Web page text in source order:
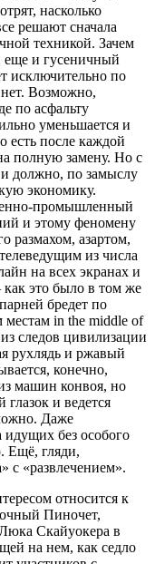
насколько
решают сначала
техникой. Зачем
еще и гусеничный
исключительно по
Возможно,
по асфальту
уменьшается и
есть после каждой
полную замену. Но с
должно, по замыслу
экономику.
промышленный
и этому феномену
размахом, азартом,
из числа
на всех экранах и
это было в том же
бредет по
in the middle of
следов цивилизации
рухлядь и ржавый
конечно,
машин конвоя, но
глазок и ведется
Даже
без особого
Ещё, гляди,
с «развлечением».
относится к
Пиночет,
Скайуокера в
на нем, как седло